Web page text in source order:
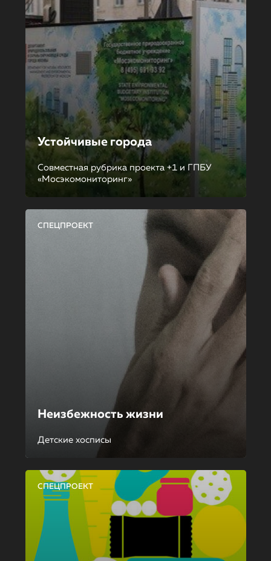
Устойчивые города
Совместная рубрика проекта +1 и ГПБУ
«Мосэкомониторинг»
СПЕЦПРОЕКТ
Неизбежность жизни
Детские хосписы
СПЕЦПРОЕКТ